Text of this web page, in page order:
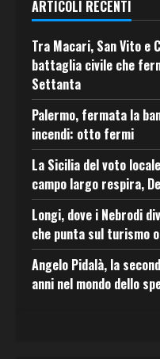
ARTICOLI RECENTI
Tra Macari, San Vito e
battaglia civile che
Settanta
Palermo, fermata la
incendi: otto fermi
La Sicilia del voto
campo largo respira,
Longi, dove i Nebrodi
che punta sul turismo
Angelo Pidalà, la
anni nel mondo dello